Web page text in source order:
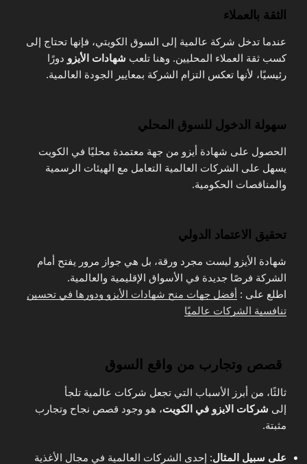
الثقة بالعملاء
عندما تدخل شركة عالمية إلى السوق الكويتي، فإنها تحتاج إلى
كسب ثقة العملاء المحليين. وهنا تلعب شهادات الأيزو دورًا
رئيسيًا، لأنها تعكس التزام الشركة بمعايير الجودة العالمية.
سهولة الدخول للسوق المحلي
الحصول على شهادة أيزو من جهة معتمدة محليًا في الكويت
يسهل على الشركات العالمية التعامل مع الهيئات الرسمية
والمناقصات الحكومية.
تحقيق الاعتماد الدولي
شهادة الأيزو ليست مجرد ورقة، بل هي جواز مرور يفتح أمام
الشركة فرصًا جديدة في الأسواق الإقليمية والعالمية.
اطلع على : أفضل جهات منح شهادات الأيزو ودورها في تحسين
تنافسية الشركات عالميًا
قصص وتجارب من واقع السوق
ثالثًا، من أبرز الأسباب التي تجعل شركات عالمية تلجأ
إلى شركات الايزو في الكويت، هو وجود قصص نجاح وتجارب
مثبتة.
على سبيل المثال: إحدى الشركات العالمية في مجال الأغذية